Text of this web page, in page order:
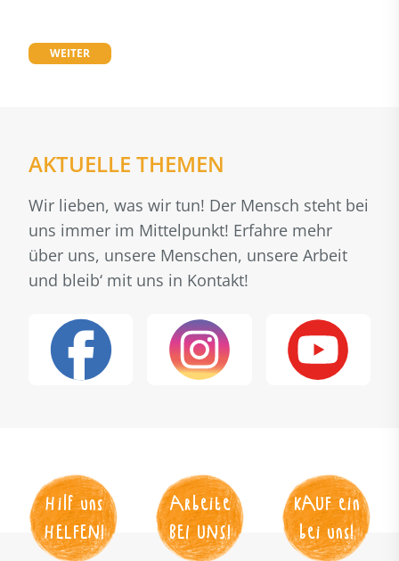
WEITER
AKTUELLE THEMEN
Wir lieben, was wir tun! Der Mensch steht bei
uns immer im Mittelpunkt! Erfahre mehr
über uns, unsere Menschen, unsere Arbeit
und bleib‘ mit uns in Kontakt!
Hilf uns
HELFEN!
Arbeite
BEI UNS!
KAUF ein
bei uns!